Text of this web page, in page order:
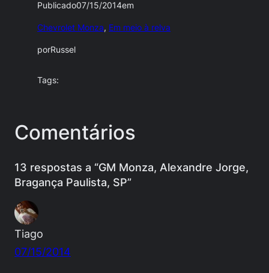
Publicado07/15/2014em
Chevrolet Monza, Em meio à relva
porRussel
Tags:
Comentários
13 respostas a “GM Monza, Alexandre Jorge,
Bragança Paulista, SP”
Tiago
07/15/2014